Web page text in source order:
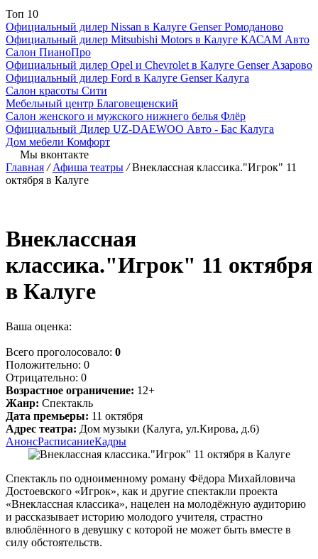
Топ 10
Официальный дилер Nissan в Калуге Genser Ромоданово
Официальный дилер Mitsubishi Motors в Калуге КАСАМ Авто
Салон ПианоПро
Официальный дилер Opel и Chevrolet в Калуге Genser Азарово
Официальный дилер Ford в Калуге Genser Калуга
Салон красоты Сити
Мебельный центр Благовещенский
Салон женского и мужского нижнего белья Флёр
Официальный Дилер UZ-DAEWOO Авто - Бас Калуга
Дом мебели Комфорт
Мы вконтакте
Главная /Афиша театры /Внеклассная классика."Игрок" 11
октября в Калуге
Внеклассная
классика."Игрок" 11 октября
в Калуге
Ваша оценка:
Всего проголосовало: 0
Положительно: 0
Отрицательно: 0
Возрастное ограничение: 12+
Жанр: Спектакль
Дата премьеры: 11 октября
Адрес театра: Дом музыки (Калуга, ул.Кирова, д.6)
АнонсРасписаниеКадры
Спектакль по одноименному роману Фёдора Михайловича
Достоевского «Игрок», как и другие спектакли проекта
«Внеклассная классика», нацелен на молодёжную аудиторию
и рассказывает историю молодого учителя, страстно
влюблённого в девушку с которой не может быть вместе в
силу обстоятельств.